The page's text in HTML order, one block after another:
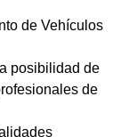
de Vehículos
posibilidad de
de